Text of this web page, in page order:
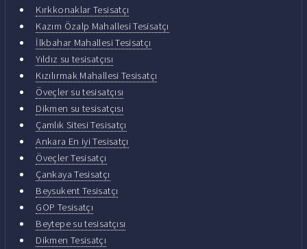
Kırkkonaklar Tesisatçı
Kazım Özalp Mahallesi Tesisatçı
İlkbahar Mahallesi Tesisatçı
Yıldız su tesisatçısı
Kızılırmak Mahallesi Tesisatçı
Öveçler su tesisatçısı
Dikmen su tesisatçısı
Çamlık Sitesi Tesisatçı
Ankara En iyi Tesisatçı
Öveçler Tesisatçı
Çankaya Tesisatçı
Beysukent Tesisatçı
GOP Tesisatçı
Beytepe su tesisatçısı
Dikmen Tesisatçı